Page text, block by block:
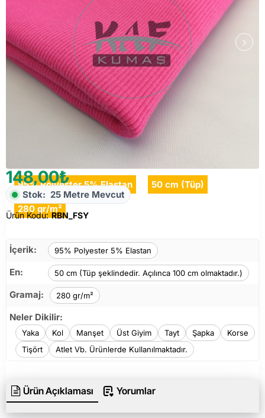
95% Polyester 5% Elastan 50 cm (Tüp)
280 gr/m²
148,00₺
Stok: 25 Metre Mevcut
Ürün Kodu: RBN_FSY
İçerik: 95% Polyester 5% Elastan
En: 50 cm (Tüp şeklindedir. Açılınca 100 cm olmaktadır.)
Gramaj: 280 gr/m²
Neler Dikilir:
Yaka Kol Manşet Üst Giyim Tayt Şapka
Korse
Tişört
Atlet Vb. Ürünlerde Kullanılmaktadır.
Ürün Açıklaması Yorumlar